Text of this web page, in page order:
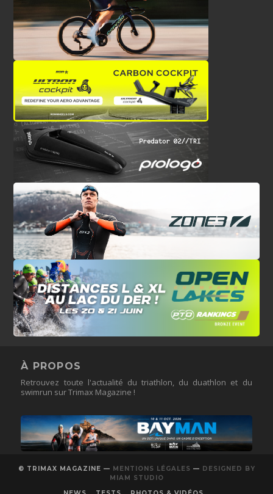
À PROPOS
Retrouvez toute l'actualité du triathlon, du duathlon et du
swimrun sur Trimax Magazine !
© TRIMAX MAGAZINE — MENTIONS LÉGALES — DESIGNED BY
MIAM STUDIO